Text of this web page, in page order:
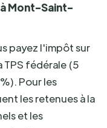
Mont-Saint-
payez l'impôt sur
TPS fédérale (5
Pour les
les retenues à la
et les